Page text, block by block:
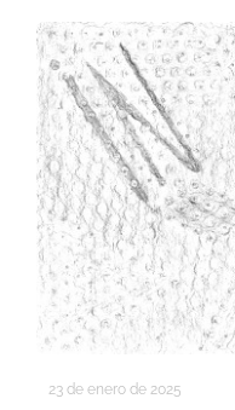
23 de enero de 2025